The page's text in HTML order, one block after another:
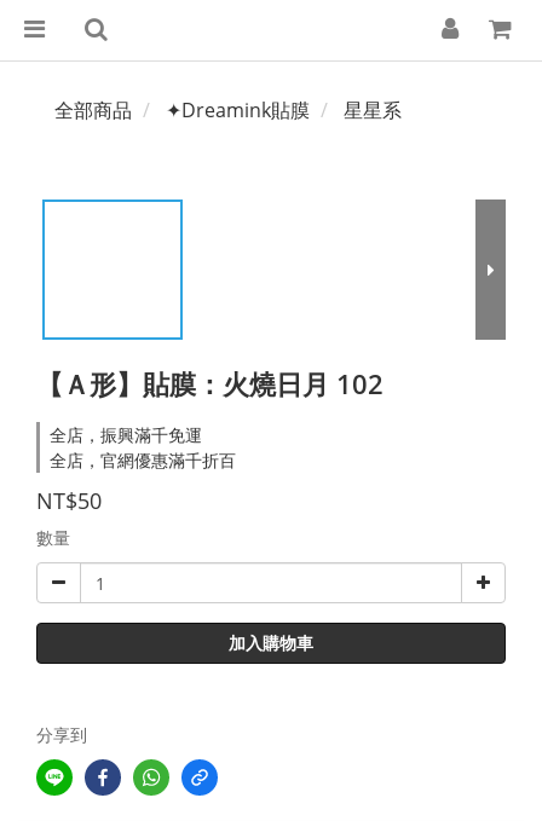
全部商品 ✦Dreamink貼膜 星星系
【Ａ形】貼膜：火燒日月 102
全店，振興滿千免運
全店，官網優惠滿千折百
NT$50
數量
加入購物車
分享到